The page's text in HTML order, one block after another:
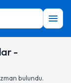
-
bulundu.